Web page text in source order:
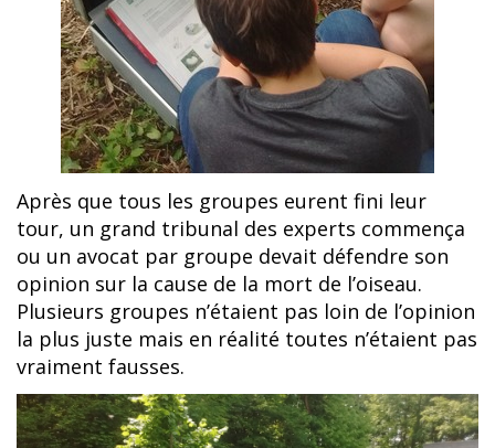
Après que tous les groupes eurent fini leur
tour, un grand tribunal des experts commença
ou un avocat par groupe devait défendre son
opinion sur la cause de la mort de l’oiseau.
Plusieurs groupes n’étaient pas loin de l’opinion
la plus juste mais en réalité toutes n’étaient pas
vraiment fausses.